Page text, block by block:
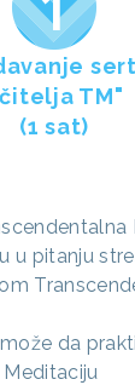
TM"
(1 sat)
u pitanju
da